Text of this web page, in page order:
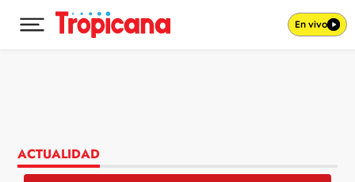
Desplegar menú principal En vivo
ACTUALIDAD